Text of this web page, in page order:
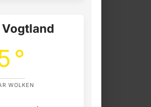
Vogtland
°
WOLKEN